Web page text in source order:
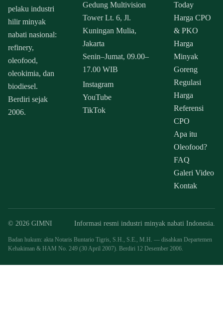
pelaku industri
hilir minyak
nabati nasional:
refinery,
oleofood,
oleokimia, dan
biodiesel.
Berdiri sejak
2006.
Gedung Multivision
Tower Lt. 6, Jl.
Kuningan Mulia,
Jakarta
Senin–Jumat, 09.00–
17.00 WIB
Instagram
YouTube
TikTok
Today
Harga CPO
& PKO
Harga
Minyak
Goreng
Regulasi
Harga
Referensi
CPO
Apa itu
Oleofood?
FAQ
Galeri Video
Kontak
© 2026 GIMNI Informasi resmi industri minyak nabati Indonesia.
Badan hukum: akta Notaris Buntario Tigris, S.H., S.E., M.H. — disahkan Departemen
Kehakiman & HAM No. 249 (30 April 2007). Berdiri 12 Desember 2006.